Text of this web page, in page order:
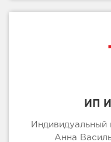
ИП
Индивидуальный
Анна